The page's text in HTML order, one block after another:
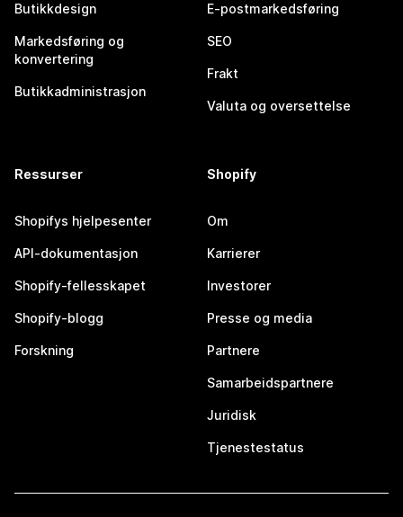
Butikkdesign
Markedsføring og
konvertering
Butikkadministrasjon
E-postmarkedsføring
SEO
Frakt
Valuta og oversettelse
Ressurser
Shopifys hjelpesenter
API-dokumentasjon
Shopify-fellesskapet
Shopify-blogg
Forskning
Shopify
Om
Karrierer
Investorer
Presse og media
Partnere
Samarbeidspartnere
Juridisk
Tjenestestatus